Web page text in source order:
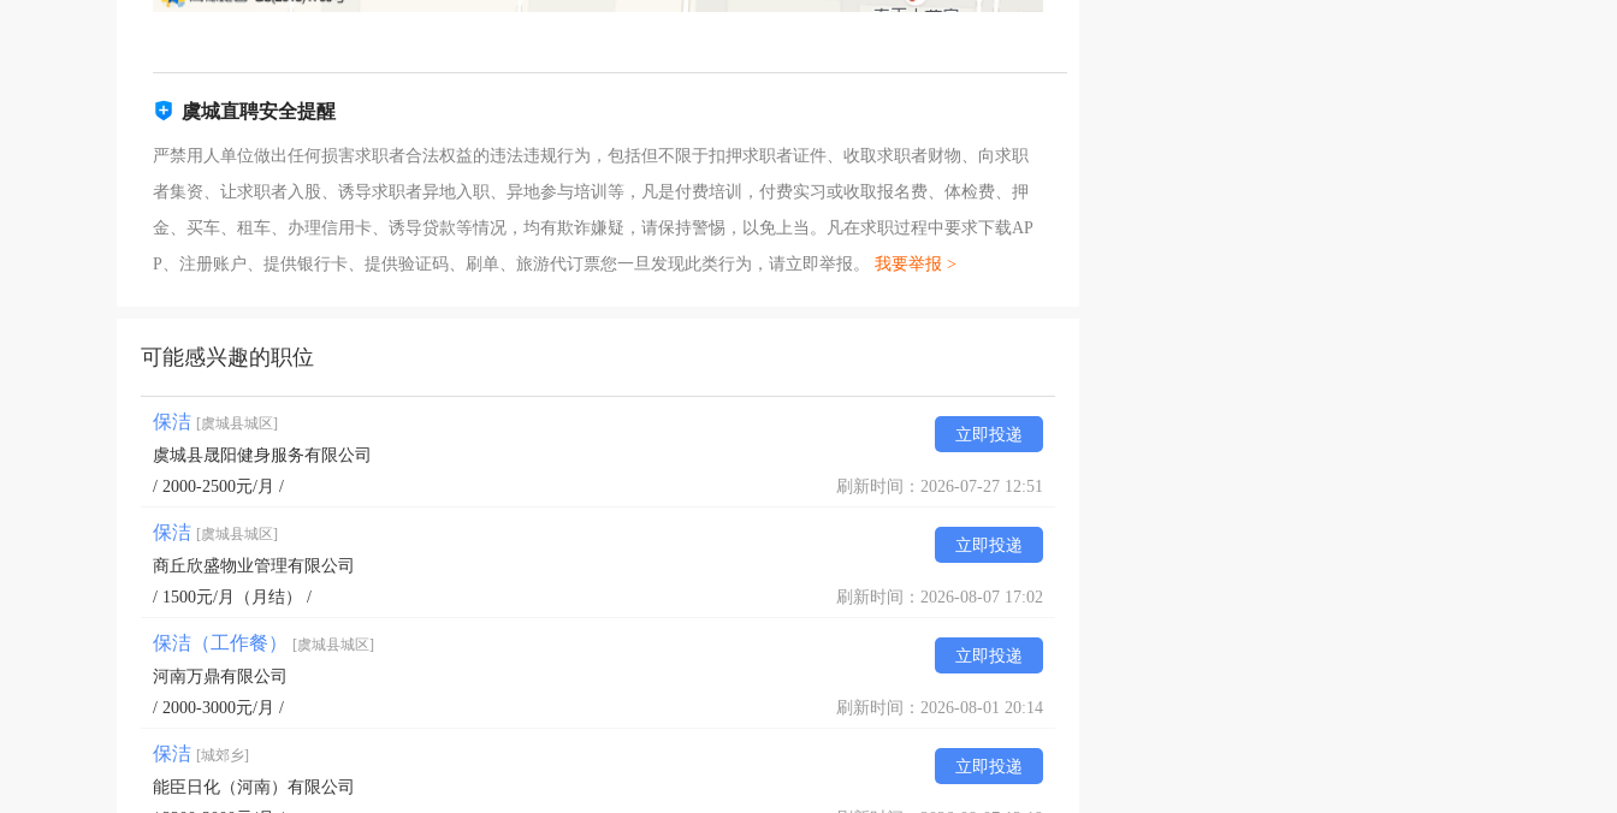
虞城直聘安全提醒
严禁用人单位做出任何损害求职者合法权益的违法违规行为，包括但不限于扣押求职者证件、收取求职者财物、向求职
者集资、让求职者入股、诱导求职者异地入职、异地参与培训等，凡是付费培训，付费实习或收取报名费、体检费、押
金、买车、租车、办理信用卡、诱导贷款等情况，均有欺诈嫌疑，请保持警惕，以免上当。凡在求职过程中要求下载AP
P、注册账户、提供银行卡、提供验证码、刷单、旅游代订票您一旦发现此类行为，请立即举报。 我要举报 >
可能感兴趣的职位
保洁 [虞城县城区]
立即投递
虞城县晟阳健身服务有限公司
/ 2000-2500元/月 /
刷新时间：2026-07-27 12:51
保洁 [虞城县城区]
立即投递
商丘欣盛物业管理有限公司
/ 1500元/月（月结） /
刷新时间：2026-08-07 17:02
保洁（工作餐） [虞城县城区]
立即投递
河南万鼎有限公司
/ 2000-3000元/月 /
刷新时间：2026-08-01 20:14
保洁 [城郊乡]
立即投递
能臣日化（河南）有限公司